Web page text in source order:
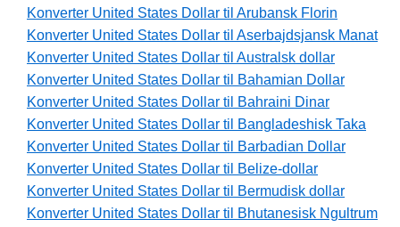
Konverter United States Dollar til Arubansk Florin
Konverter United States Dollar til Aserbajdsjansk Manat
Konverter United States Dollar til Australsk dollar
Konverter United States Dollar til Bahamian Dollar
Konverter United States Dollar til Bahraini Dinar
Konverter United States Dollar til Bangladeshisk Taka
Konverter United States Dollar til Barbadian Dollar
Konverter United States Dollar til Belize-dollar
Konverter United States Dollar til Bermudisk dollar
Konverter United States Dollar til Bhutanesisk Ngultrum